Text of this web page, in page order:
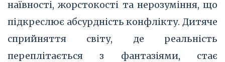
наївності, жорстокості та нерозуміння, що
підкреслює абсурдність конфлікту. Дитяче
сприйняття світу, де реальність
переплітається з фантазіями, стає